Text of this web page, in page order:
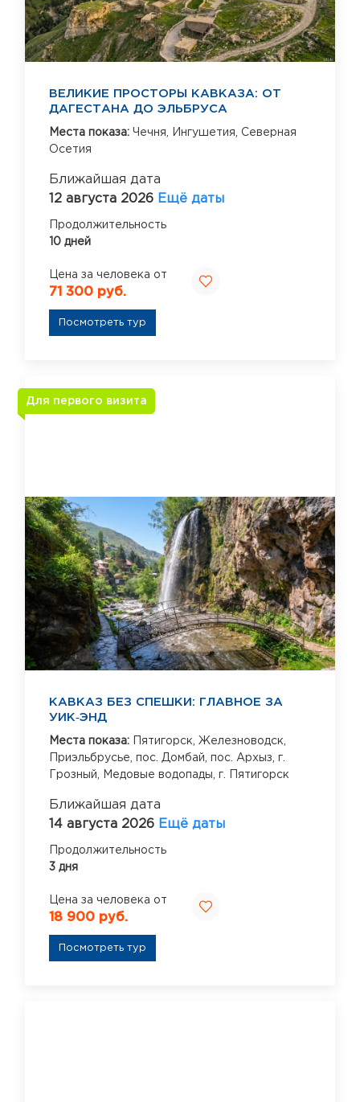
ВЕЛИКИЕ ПРОСТОРЫ КАВКАЗА: ОТ
ДАГЕСТАНА ДО ЭЛЬБРУСА
Места показа: Чечня, Ингушетия, Северная
Осетия
Ближайшая дата
12 августа 2026 Ещё даты
Продолжительность
10 дней
Цена за человека от
71 300 руб.
Посмотреть тур
Для первого визита
КАВКАЗ БЕЗ СПЕШКИ: ГЛАВНОЕ ЗА
УИК‑ЭНД
Места показа: Пятигорск, Железноводск,
Приэльбрусье, пос. Домбай, пос. Архыз, г.
Грозный,
Медовые водопады, г. Пятигорск
Ближайшая дата
14 августа 2026 Ещё даты
Продолжительность
3 дня
Цена за человека от
18 900 руб.
Посмотреть тур